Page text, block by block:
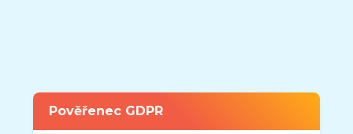
Pověřenec GDPR